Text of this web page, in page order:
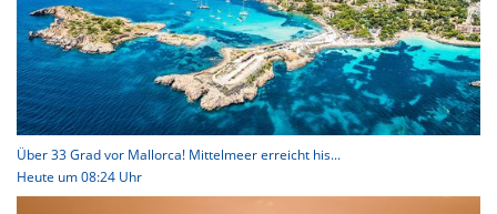
Über 33 Grad vor Mallorca! Mittelmeer erreicht his...
Heute um 08:24 Uhr